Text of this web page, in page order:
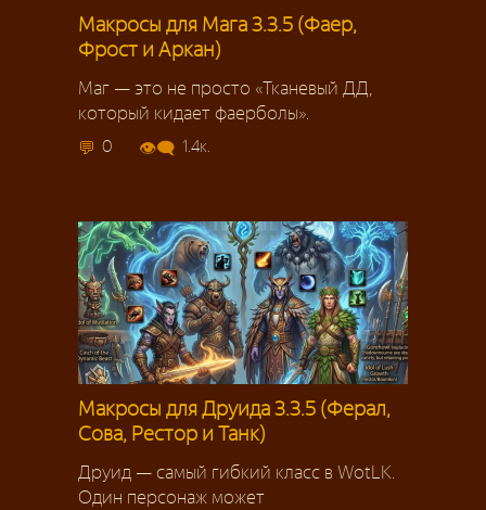
Макросы для Мага 3.3.5 (Фаер,
Фрост и Аркан)
Маг — это не просто «Тканевый ДД,
который кидает фаерболы».
0 1.4к.
Макросы для Друида 3.3.5 (Ферал,
Сова, Рестор и Танк)
Друид — самый гибкий класс в WotLK.
Один персонаж может